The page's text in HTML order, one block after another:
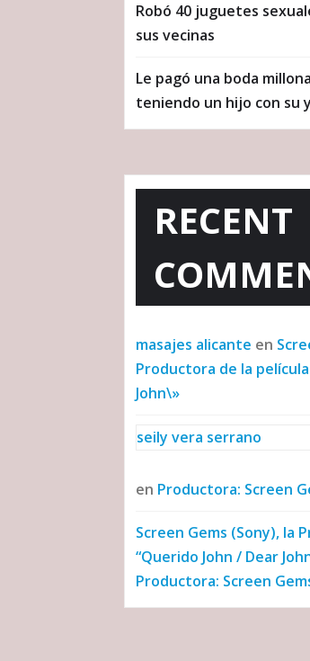
Robó 40 juguetes
sus vecinas
Le pagó una boda
teniendo un hijo con su
RECENT
masajes alicante en
Productora de la
John\»
seily vera serrano
en Productora: Screen
Screen Gems (Sony), la
“Querido John / Dear
Productora: Screen